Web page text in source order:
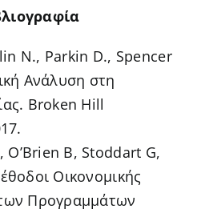
N., Parkin D., Spencer
Ανάλυση στη
Broken Hill
B, Stoddart G,
Οικονομικής
Προγραμμάτων